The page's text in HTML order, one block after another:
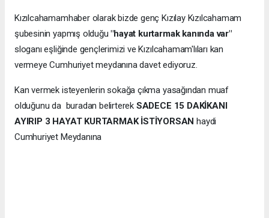
Kızılcahamamhaber olarak bizde genç Kızılay Kızılcahamam
şubesinin yapmış olduğu "hayat kurtarmak kanında var"
sloganı eşliğinde gençlerimizi ve Kızılcahamam'lıları kan
vermeye Cumhuriyet meydanına davet ediyoruz.
Kan vermek isteyenlerin sokağa çıkma yasağından muaf
olduğunu da buradan belirterek SADECE 15 DAKİKANI
AYIRIP 3 HAYAT KURTARMAK İSTİYORSAN haydi
Cumhuriyet Meydanına